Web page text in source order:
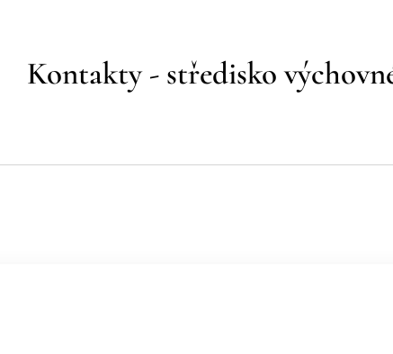
Kontakty - středisko